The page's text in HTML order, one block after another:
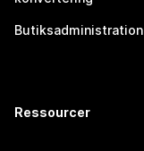
Butiksadministration
Ressourcer